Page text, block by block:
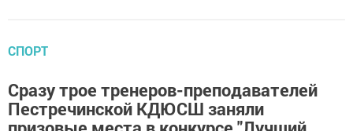
СПОРТ
Сразу трое тренеров-преподавателей
Пестречинской КДЮСШ заняли